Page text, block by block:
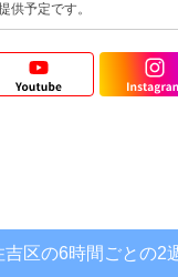
供予定です。
吉区の6時間ごとの2